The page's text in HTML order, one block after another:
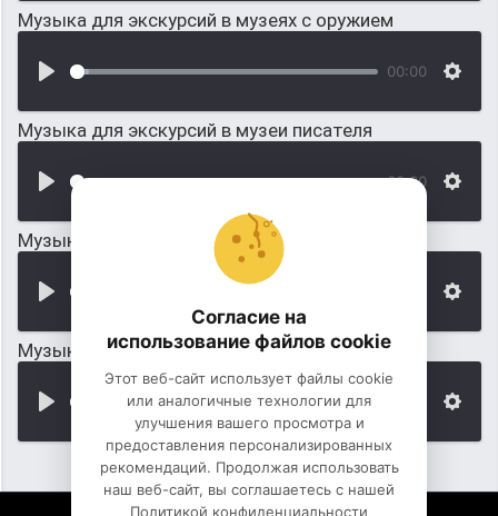
Музыка для экскурсий в музеях с оружием
00:00
Музыка для экскурсий в музеи писателя
00:00
Музыка для экскурсий в музеи художника
Музыка для экскурсий в музеи темноты
Согласие на
использование файлов cookie
Этот веб-сайт использует файлы cookie
или аналогичные технологии для
улучшения вашего просмотра и
предоставления персонализированных
рекомендаций. Продолжая использовать
наш веб-сайт, вы соглашаетесь с нашей
Политикой конфиденциальности